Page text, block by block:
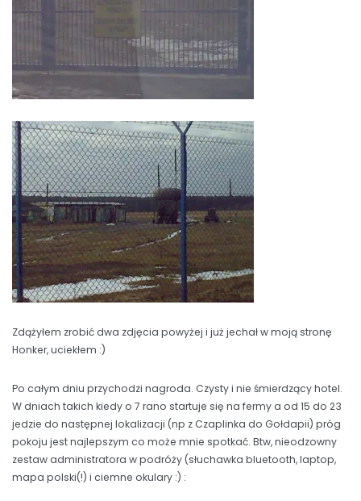
Zdążyłem zrobić dwa zdjęcia powyżej i już jechał w moją stronę
Honker, uciekłem :)
Po całym dniu przychodzi nagroda. Czysty i nie śmierdzący hotel.
W dniach takich kiedy o 7 rano startuje się na fermy a od 15 do 23
jedzie do następnej lokalizacji (np z Czaplinka do Gołdapii) próg
pokoju jest najlepszym co może mnie spotkać. Btw, nieodzowny
zestaw administratora w podróży (słuchawka bluetooth, laptop,
mapa polski(!) i ciemne okulary :) :